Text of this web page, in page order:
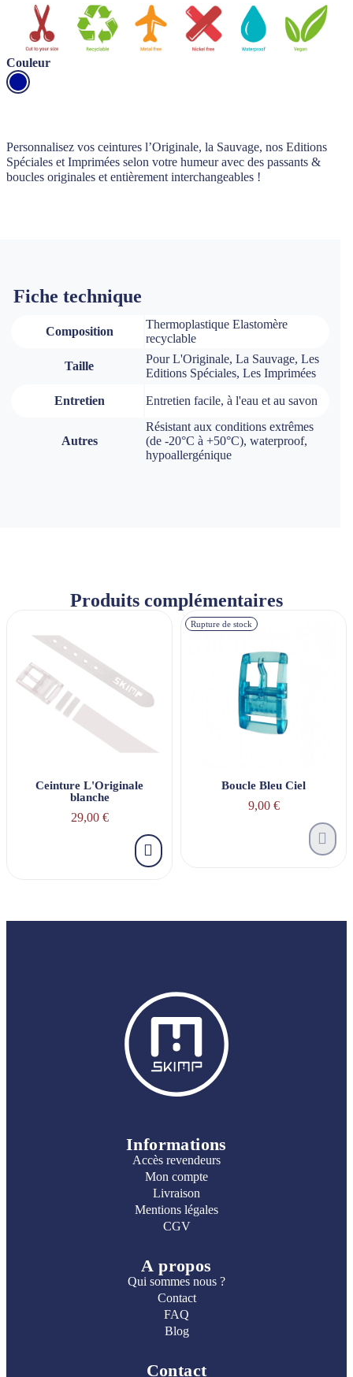
Couleur
Personnalisez vos ceintures l’Originale, la Sauvage, nos Editions
Spéciales et Imprimées selon votre humeur avec des passants &
boucles originales et entièrement interchangeables !
Fiche technique
Composition
Thermoplastique Elastomère
recyclable
Taille
Pour L'Originale, La Sauvage, Les
Editions Spéciales, Les Imprimées
Entretien Entretien facile, à l'eau et au savon
Autres
Résistant aux conditions extrêmes
(de -20°C à +50°C), waterproof,
hypoallergénique
Produits complémentaires
Ceinture L'Originale
blanche
29,00 €
Rupture de stock
Boucle Bleu Ciel
9,00 €
Informations
Accès revendeurs
Mon compte
Livraison
Mentions légales
CGV
A propos
Qui sommes nous ?
Contact
FAQ
Blog
Contact